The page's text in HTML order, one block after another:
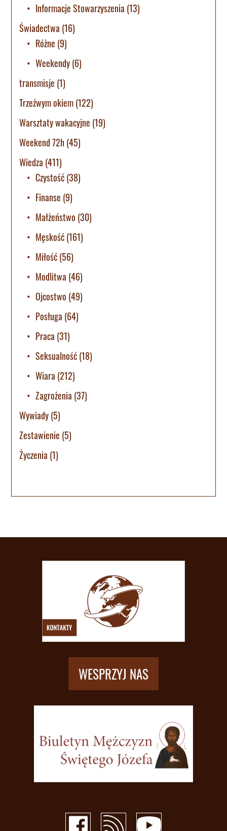
Informacje Stowarzyszenia (13)
Świadectwa (16)
Różne (9)
Weekendy(6)
transmisje (1)
Trzeźwym okiem(122)
Warsztaty wakacyjne (19)
Weekend 72h(45)
Wiedza (411)
Czystość(38)
Finanse (9)
Małżeństwo (30)
Męskość(161)
Miłość(56)
Modlitwa (46)
Ojcostwo (49)
Posługa (64)
Praca (31)
Seksualność(18)
Wiara (212)
Zagrożenia (37)
Wywiady(5)
Zestawienie (5)
Życzenia (1)
WESPRZYJ NAS